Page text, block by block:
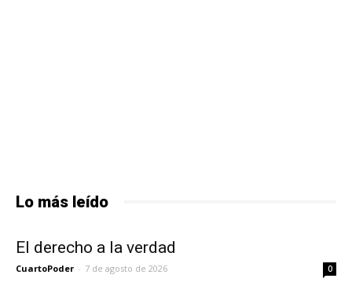
Lo más leído
El derecho a la verdad
CuartoPoder - 7 de agosto de 2026 0